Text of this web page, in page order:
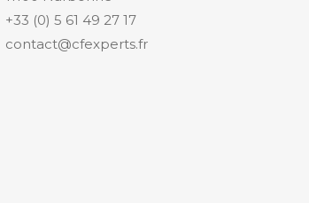
+33 (0) 5 61 49 27 17
contact@cfexperts.fr